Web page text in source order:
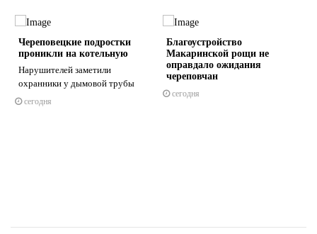
Череповецкие подростки
проникли на котельную
Нарушителей заметили
охранники у дымовой трубы
сегодня
Благоустройство
Макаринской рощи не
оправдало ожидания
череповчан
сегодня